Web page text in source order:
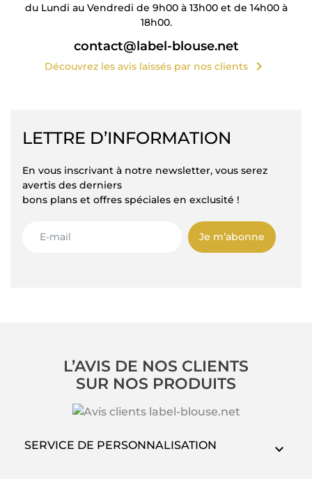
du Lundi au Vendredi de 9h00 à 13h00 et de 14h00 à
18h00.
contact@label-blouse.net
Découvrez les avis laissés par nos clients chevron_right
LETTRE D’INFORMATION
En vous inscrivant à notre newsletter, vous serez
avertis des derniers
bons plans et offres spéciales en exclusité !
Je m’abonne
L’AVIS DE NOS CLIENTS
SUR NOS PRODUITS
SERVICE DE PERSONNALISATION